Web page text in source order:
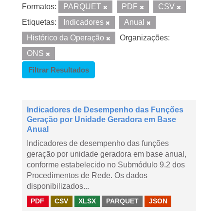
Formatos: PARQUET PDF
CSV
Etiquetas:
Indicadores
Anual
Histórico da Operação
Organizações:
ONS
Filtrar Resultados
Indicadores de Desempenho das Funções
Geração por Unidade Geradora em Base
Anual
Indicadores de desempenho das funções
geração por unidade geradora em base anual,
conforme estabelecido no Submódulo 9.2 dos
Procedimentos de Rede. Os dados
disponibilizados...
PDF CSV XLSX PARQUET JSON